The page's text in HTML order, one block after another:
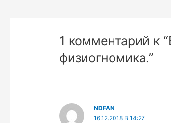
1 комментарий к
физиогномика.”
NDFAN
16.12.2018 В 14:27